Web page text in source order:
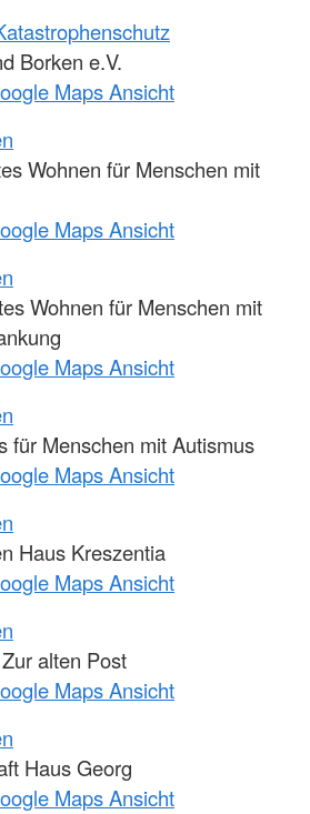
Borken e.V.
Maps Ansicht
Wohnen für Menschen mit
Maps Ansicht
Wohnen für Menschen mit
Maps Ansicht
für Menschen mit Autismus
Maps Ansicht
Haus Kreszentia
Maps Ansicht
alten Post
Maps Ansicht
Haus Georg
Maps Ansicht